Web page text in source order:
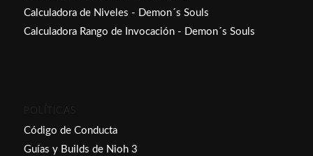
Calculadora de Niveles - Demon´s Souls
Calculadora Rango de Invocación - Demon´s Souls
POLÍTICAS
Código de Conducta
Guías y Builds de Nioh 3